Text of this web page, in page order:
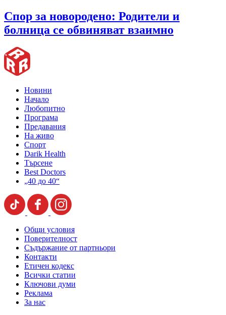
Спор за новородено: Родители и
болница се обвиняват взаимно
Новини
Начало
Любопитно
Програма
Предавания
На живо
Спорт
Darik Health
Търсене
Best Doctors
„40 до 40“
Общи условия
Поверителност
Съдържание от партньори
Контакти
Етичен кодекс
Всички статии
Ключови думи
Реклама
За нас